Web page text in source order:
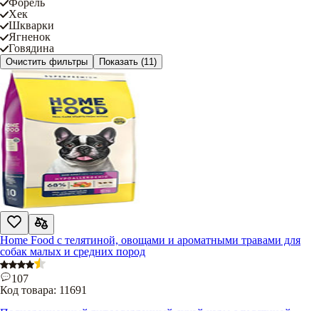
Хек
Шкварки
Ягненок
Говядина
Очистить фильтры Показать (11)
Home Food с телятиной, овощами и ароматными травами для
собак малых и средних пород
107
Код товара: 11691